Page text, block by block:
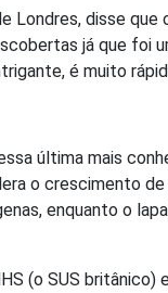
disse que
já que foi
é muito
última mais
o crescimento
enquanto o
(o SUS